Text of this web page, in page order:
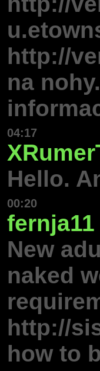
http://
na
04:17
Hello.
00:20
fernja11
New
naked
http://
how to